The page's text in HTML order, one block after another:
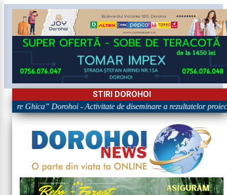
STIRI DOROHOI
Ghica” Dorohoi - Activitate de diseminare a rezultatelor